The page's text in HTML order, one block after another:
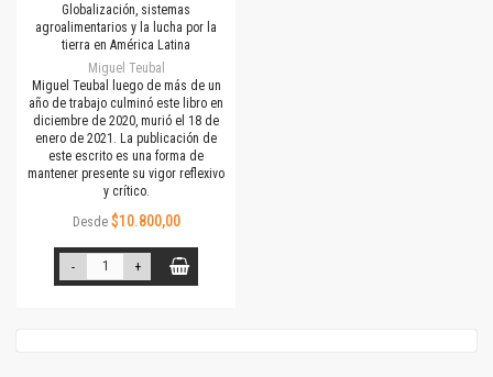
Globalización, sistemas
agroalimentarios y la lucha por la
tierra en América Latina
Miguel Teubal
Miguel Teubal luego de más de un
año de trabajo culminó este libro en
diciembre de 2020, murió el 18 de
enero de 2021. La publicación de
este escrito es una forma de
mantener presente su vigor reflexivo
y crítico.
Desde $10.800,00
- +